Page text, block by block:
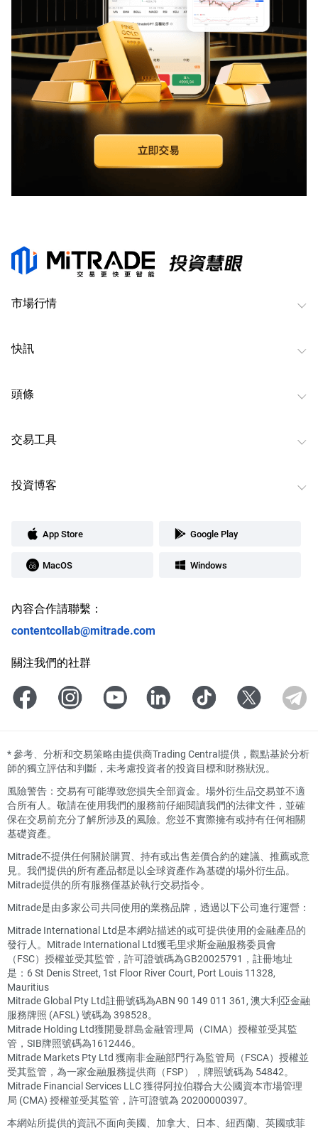
市場行情
快訊
頭條
交易工具
投資博客
App Store Google Play
MacOS Windows
內容合作請聯繫：
contentcollab@mitrade.com
關注我們的社群
*參考、分析和交易策略由提供商Trading Central提供，觀點基於分析
師的獨立評估和判斷，未考慮投資者的投資目標和財務狀況。
風險警告：交易有可能導致您損失全部資金。場外衍生品交易並不適
合所有人。敬請在使用我們的服務前仔細閱讀我們的法律文件，並確
保在交易前充分了解所涉及的風險。您並不實際擁有或持有任何相關
基礎資產。
Mitrade不提供任何關於購買、持有或出售差價合約的建議、推薦或意
見。我們提供的所有產品都是以全球資產作為基礎的場外衍生品。
Mitrade提供的所有服務僅基於執行交易指令。
Mitrade是由多家公司共同使用的業務品牌，透過以下公司進行運營：
Mitrade International Ltd是本網站描述的或可提供使用的金融產品的
發行人。Mitrade International Ltd獲毛里求斯金融服務委員會
（FSC）授權並受其監管，許可證號碼為GB20025791，註冊地址
是：6 St Denis Street, 1st Floor River Court, Port Louis 11328,
Mauritius
Mitrade Global Pty Ltd註冊號碼為ABN 90 149 011 361, 澳大利亞金融
服務牌照 (AFSL) 號碼為 398528。
Mitrade Holding Ltd獲開曼群島金融管理局（CIMA）授權並受其監
管，SIB牌照號碼為1612446。
Mitrade Markets Pty Ltd 獲南非金融部門行為監管局（FSCA）授權並
受其監管，為一家金融服務提供商（FSP），牌照號碼為 54842。
Mitrade Financial Services LLC 獲得阿拉伯聯合大公國資本市場管理
局 (CMA) 授權並受其監管，許可證號為 20200000397。
本網站所提供的資訊不面向美國、加拿大、日本、紐西蘭、英國或菲